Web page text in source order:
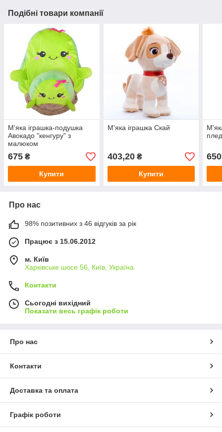
Подібні товари компанії
М'яка іграшка-подушка
Авокадо "кенгуру" з
малюком
675 ₴
Купити
М'яка іграшка Скай
403,20₴
Купити
650
Про нас
98% позитивних з 46 відгуків за рік
Працює з 15.06.2012
м. Київ
Харківське шосе 56, Київ, Україна
Контакти
Сьогодні вихідний
Показати весь графік роботи
Про нас
Контакти
Доставка та оплата
Графік роботи